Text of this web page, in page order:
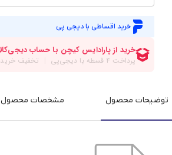
خرید اقساطی با دیجی پی
توضیحات محصول مشخصات محصول